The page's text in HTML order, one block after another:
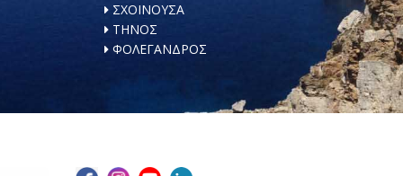
ΣΧΟΙΝΟΥΣΑ
ΤΗΝΟΣ
ΦΟΛΕΓΑΝΔΡΟΣ